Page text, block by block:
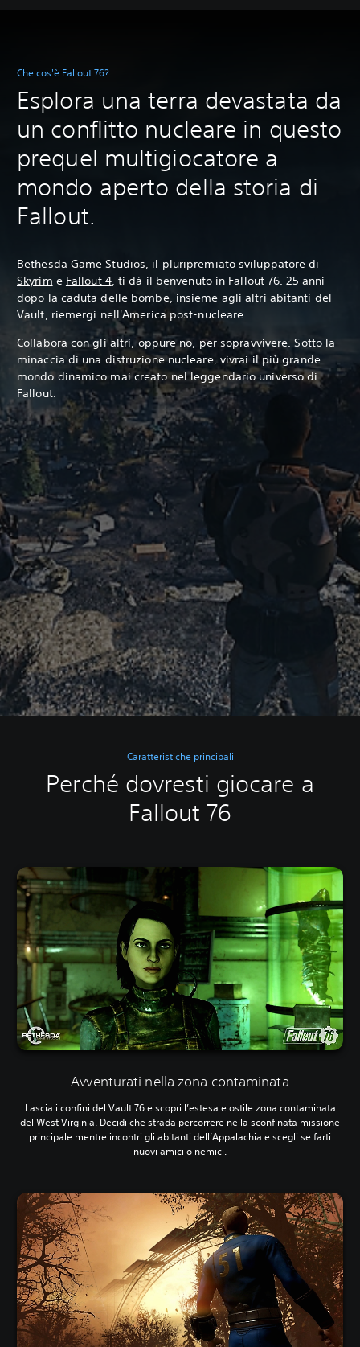
Che cos'è Fallout 76?
Esplora una terra devastata da
un conflitto nucleare in questo
prequel multigiocatore a
mondo aperto della storia di
Fallout.
Bethesda Game Studios, il pluripremiato sviluppatore di
Skyrim e Fallout 4, ti dà il benvenuto in Fallout 76. 25 anni
dopo la caduta delle bombe, insieme agli altri abitanti del
Vault, riemergi nell'America post-nucleare.
Collabora con gli altri, oppure no, per sopravvivere. Sotto la
minaccia di una distruzione nucleare, vivrai il più grande
mondo dinamico mai creato nel leggendario universo di
Fallout.
Caratteristiche principali
Perché dovresti giocare a
Fallout 76
Avventurati nella zona contaminata
Lascia i confini del Vault 76 e scopri l’estesa e ostile zona contaminata
del West Virginia. Decidi che strada percorrere nella sconfinata missione
principale mentre incontri gli abitanti dell’Appalachia e scegli se farti
nuovi amici o nemici.